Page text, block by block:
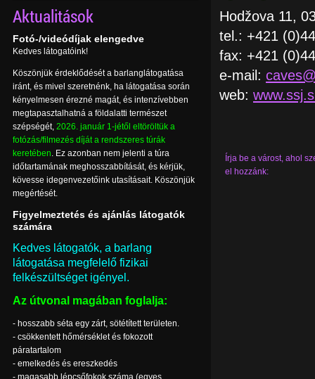
Hodžova 11,
tel.: +421
fax: +421
e-mail:
web:
Írja be a várost, ahol
el hozzánk:
Aktualitások
Fotó-/videódíjak elengedve
Kedves látogatóink!
Köszönjük érdeklődését a barlanglátogatása
iránt, és mivel szeretnénk, ha látogatása során
kényelmesen érezné magát, és intenzívebben
megtapasztalhatná a földalatti természet
szépségét, 2026. január 1-jétől eltöröltük a
fotózás/filmezés díját a rendszeres túrák
keretében . Ez azonban nem jelenti a túra
időtartamának meghosszabbítását, és kérjük,
kövesse idegenvezetőink utasításait. Köszönjük
megértését.
Figyelmeztetés és ajánlás látogatók
számára
Kedves látogatók, a barlang
látogatása megfelelő fizikai
felkészültséget igényel.
Az útvonal magában foglalja:
- hosszabb séta egy zárt, sötétített területen.
- csökkentett hőmérséklet és fokozott
páratartalom
- emelkedés és ereszkedés
- magasabb lépcsőfokok száma (egyes